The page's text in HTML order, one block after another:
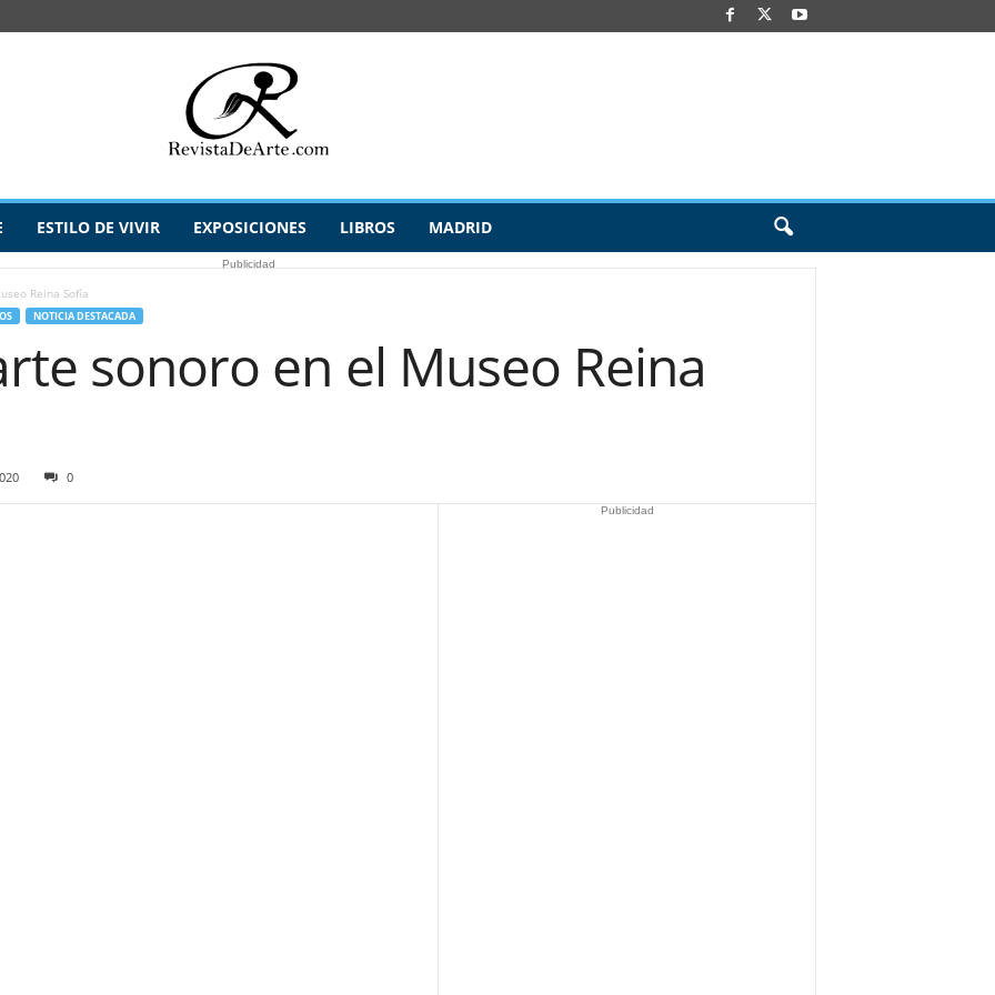
ESTILO DE VIVIR EXPOSICIONES LIBROS MADRID
Publicidad
Reina Sofía
NOTICIA DESTACADA
sonoro en el Museo Reina
0
Publicidad